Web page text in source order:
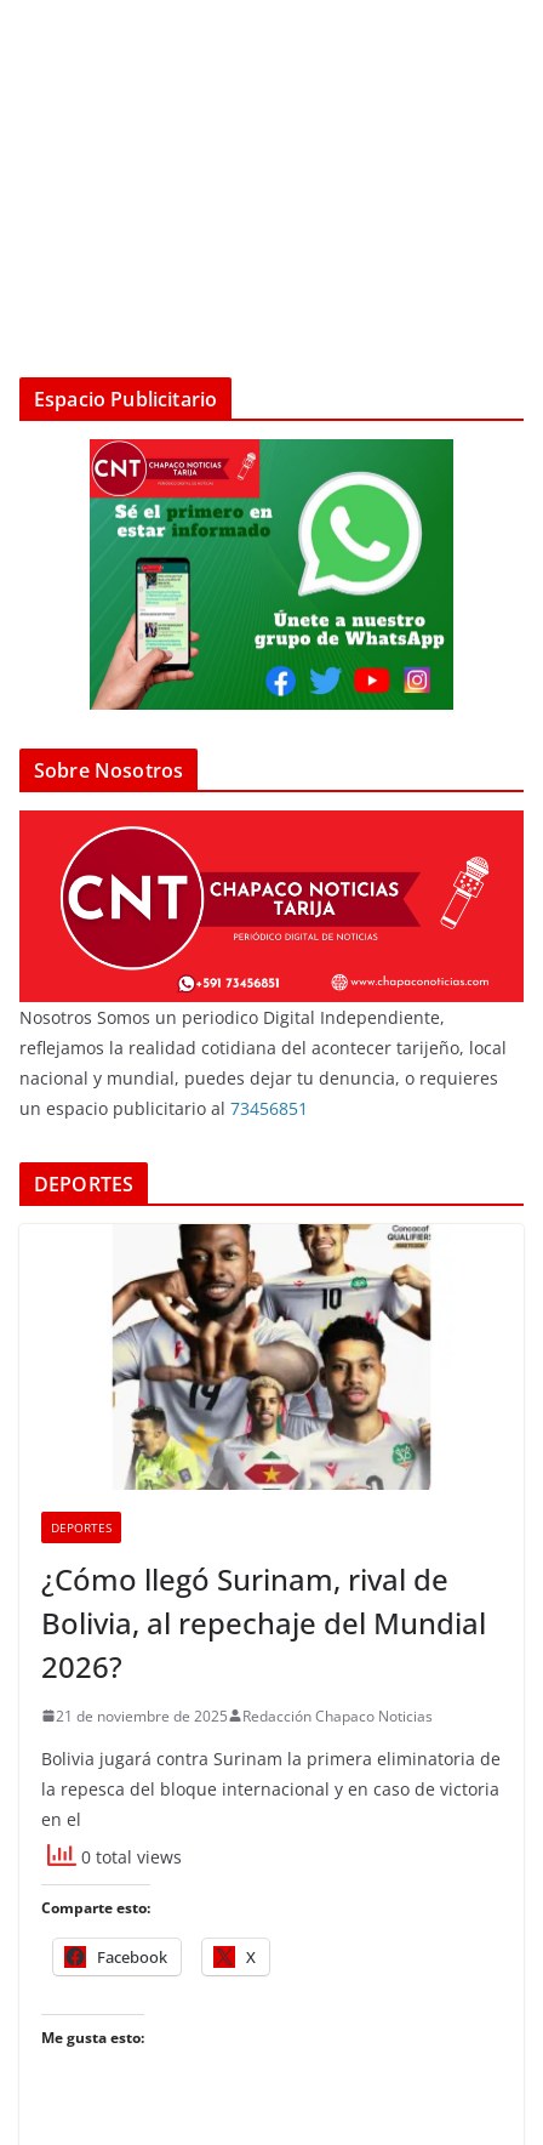
Espacio Publicitario
Sobre Nosotros
Nosotros Somos un periodico Digital Independiente,
reflejamos la realidad cotidiana del acontecer tarijeño, local
nacional y mundial, puedes dejar tu denuncia, o requieres
un espacio publicitario al 73456851
DEPORTES
DEPORTES
¿Cómo llegó Surinam, rival de
Bolivia, al repechaje del Mundial
2026?
21 de noviembre de 2025 Redacción Chapaco Noticias
Bolivia jugará contra Surinam la primera eliminatoria de
la repesca del bloque internacional y en caso de victoria
en el
0 total views
Comparte esto:
Facebook X
Me gusta esto: